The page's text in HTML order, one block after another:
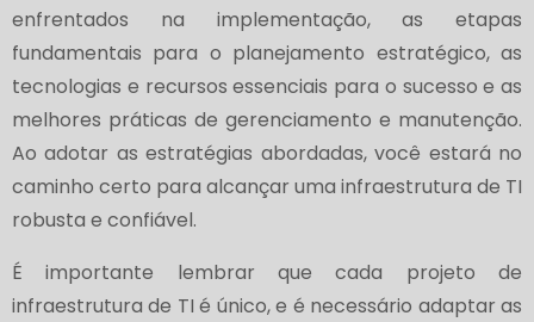
enfrentados na implementação, as etapas
fundamentais para o planejamento estratégico, as
tecnologias e recursos essenciais para o sucesso e as
melhores práticas de gerenciamento e manutenção.
Ao adotar as estratégias abordadas, você estará no
caminho certo para alcançar uma infraestrutura de TI
robusta e confiável.
É importante lembrar que cada projeto de
infraestrutura de TI é único, e é necessário adaptar as